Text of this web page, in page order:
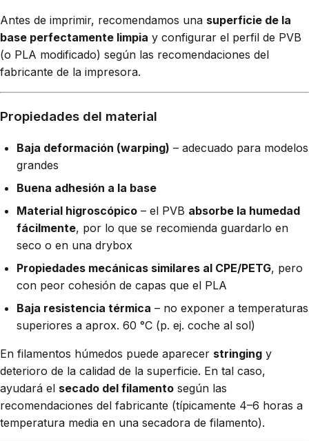
Antes de imprimir, recomendamos una superficie de la
base perfectamente limpia y configurar el perfil de PVB
(o PLA modificado) según las recomendaciones del
fabricante de la impresora.
Propiedades del material
Baja deformación (warping) – adecuado para modelos
grandes
Buena adhesión a la base
Material higroscópico – el PVB absorbe la humedad
fácilmente, por lo que se recomienda guardarlo en
seco o en una drybox
Propiedades mecánicas similares al CPE/PETG, pero
con peor cohesión de capas que el PLA
Baja resistencia térmica – no exponer a temperaturas
superiores a aprox. 60 °C (p. ej. coche al sol)
En filamentos húmedos puede aparecer stringing y
deterioro de la calidad de la superficie. En tal caso,
ayudará el secado del filamento según las
recomendaciones del fabricante (típicamente 4–6 horas a
temperatura media en una secadora de filamento).